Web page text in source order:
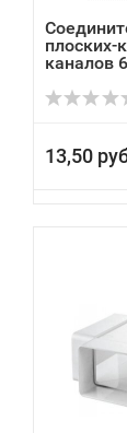
плоских-
каналов
13,50